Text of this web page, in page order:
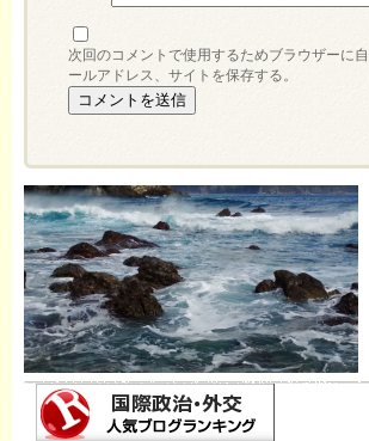
次回のコメントで使用するためブラウザーに
ールアドレス、サイトを保存する。